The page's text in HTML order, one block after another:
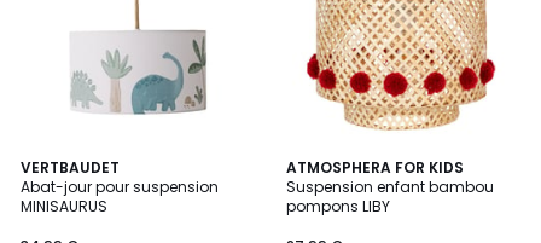
VERTBAUDET
Abat-jour pour suspension
MINISAURUS
ATMOSPHERA FOR KIDS
Suspension enfant bambou
pompons LIBY